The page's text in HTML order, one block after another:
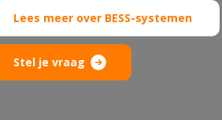
Lees meer over BESS-systemen
Stel je vraag